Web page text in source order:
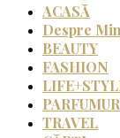
ACASĂ
Despre
BEAUTY
FASHION
TRAVEL